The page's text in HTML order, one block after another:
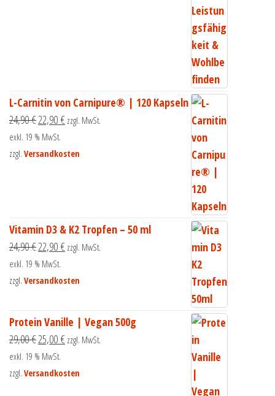
L-Carnitin von Carnipure® | 120 Kapseln
24,90€22,90 € zzgl. MwSt.
exkl. 19 % MwSt.
zzgl. Versandkosten
Vitamin D3 & K2 Tropfen – 50 ml
24,90€22,90 € zzgl. MwSt.
exkl. 19 % MwSt.
zzgl. Versandkosten
Protein Vanille | Vegan 500g
29,00€25,00 € zzgl. MwSt.
exkl. 19 % MwSt.
zzgl. Versandkosten